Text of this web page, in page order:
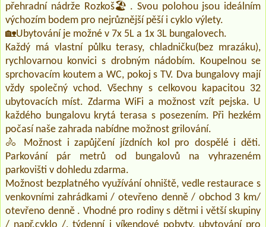
přehradní nádrže Rozkoš🏖️. Svou polohou jsou ideálním
výchozím bodem pro nejrůznější pěší i cyklo výlety.
🏡Ubytování je možné v 7x 5L a 1x 3L bungalovech.
Každý má vlastní půlku terasy, chladničku(bez mrazáku),
rychlovarnou konvici s drobným nádobím. Koupelnou se
sprchovacím koutem a WC, pokoj s TV. Dva bungalovy mají
vždy společný vchod. Všechny s celkovou kapacitou 32
ubytovacích míst. Zdarma WiFi a možnost vzít pejska. U
každého bungalovu krytá terasa s posezením. Při hezkém
počasí naše zahrada nabídne možnost grilování.
🚴‍ Možnost i zapůjčení jízdních kol pro dospělé i děti.
Parkování pár metrů od bungalovů na vyhrazeném
parkovišti v dohledu zdarma.
Možnost bezplatného využívání ohniště, vedle restaurace s
venkovními zahrádkami / otevřeno denně / obchod 3 km/
otevřeno denně . Vhodné pro rodiny s dětmi i větší skupiny
/ např.cyklo /, týdenní i víkendové pobyty, ubytování pro